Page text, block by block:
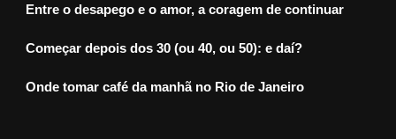
Entre o desapego e o amor, a coragem de continuar
Começar depois dos 30 (ou 40, ou 50): e daí?
Onde tomar café da manhã no Rio de Janeiro